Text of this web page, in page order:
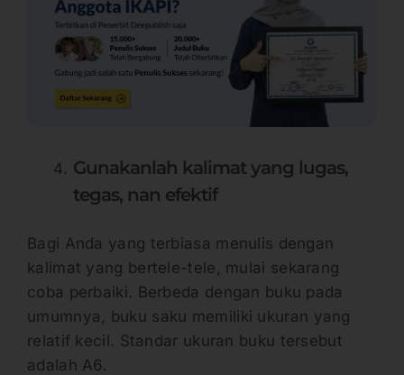
Gunakanlah kalimat yang lugas,
tegas, nan efektif
Bagi Anda yang terbiasa menulis dengan
kalimat yang bertele-tele, mulai sekarang
coba perbaiki. Berbeda dengan buku pada
umumnya, buku saku memiliki ukuran yang
relatif kecil. Standar ukuran buku tersebut
adalah A6.